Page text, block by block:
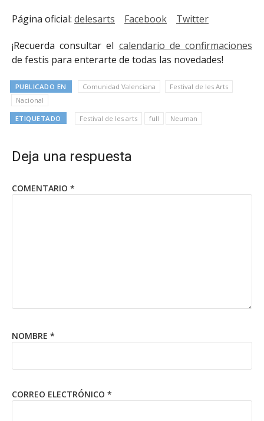
Página oficial: delesarts Facebook Twitter
¡Recuerda consultar el calendario de confirmaciones
de festis para enterarte de todas las novedades!
PUBLICADO EN Comunidad Valenciana
Festival de les Arts
Nacional
ETIQUETADO Festival de les arts full Neuman
Deja una respuesta
COMENTARIO *
NOMBRE *
CORREO ELECTRÓNICO *